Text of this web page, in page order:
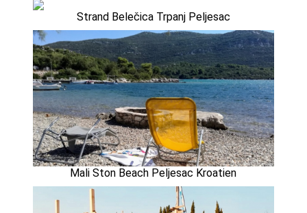
Strand Belečica Trpanj Peljesac
Mali Ston Beach Peljesac Kroatien